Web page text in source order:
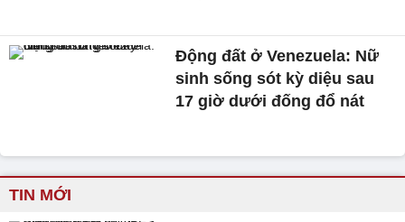
Động đất ở Venezuela: Nữ
sinh sống sót kỳ diệu sau
17 giờ dưới đống đổ nát
TIN MỚI